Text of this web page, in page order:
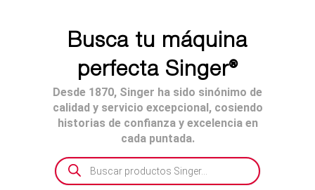
Busca tu máquina
perfecta Singer®
Desde 1870, Singer ha sido sinónimo de
calidad y servicio excepcional, cosiendo
historias de confianza y excelencia en
cada puntada.
Búsqueda
de
productos